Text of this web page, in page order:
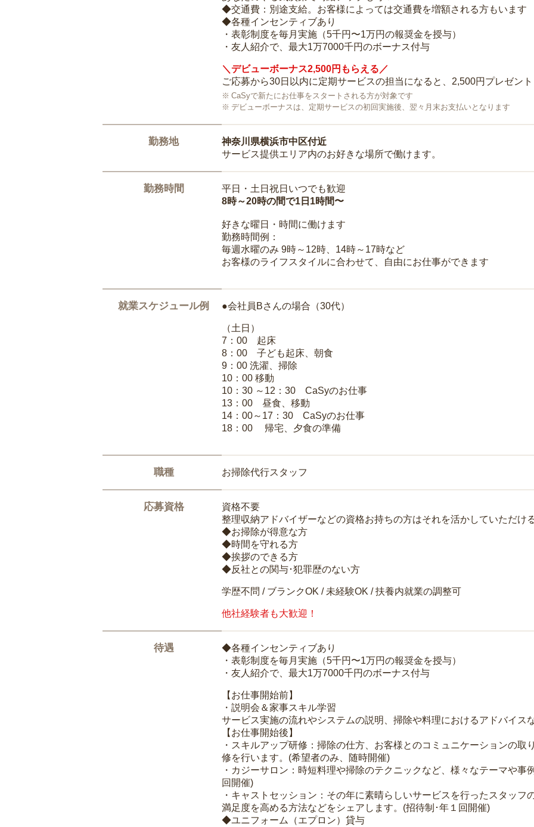
◆交通費：別途支給。お客様によっては交通費を増額される方もいます
◆各種インセンティブあり
・表彰制度を毎月実施（5千円〜1万円の報奨金を授与）
・友人紹介で、最大1万7000千円のボーナス付与
＼デビューボーナス2,500円もらえる／
ご応募から30日以内に定期サービスの担当になると、2,500円プレゼント
CaSyで新たにお仕事をスタートされる方が対象です
デビューボーナスは、定期サービスの初回実施後、翌々月末お支払いとなります
勤務地
神奈川県横浜市中区付近
サービス提供エリア内のお好きな場所で働けます。
勤務時間
平日・土日祝日いつでも歓迎
8時～20時の間で1日1時間〜
好きな曜日・時間に働けます
勤務時間例：
毎週水曜のみ 9時～12時、14時～17時など
お客様のライフスタイルに合わせて、自由にお仕事ができます
就業スケジュール例 ●会社員Bさんの場合（30代）
（土日）
7：00 起床
8：00 子ども起床、朝食
9：00 洗濯、掃除
10：00 移動
10：30 ～12：30 CaSyのお仕事
13：00 昼食、移動
14：00～17：30 CaSyのお仕事
18：00 帰宅、夕食の準備
職種 お掃除代行スタッフ
応募資格
資格不要
整理収納アドバイザーなどの資格お持ちの方はそれを活かしていただけ
◆お掃除が得意な方
◆時間を守れる方
◆挨拶のできる方
◆反社との関与･犯罪歴のない方
学歴不問 / ブランクOK / 未経験OK / 扶養内就業の調整可
他社経験者も大歓迎！
待遇
◆各種インセンティブあり
・表彰制度を毎月実施（5千円〜1万円の報奨金を授与）
・友人紹介で、最大1万7000千円のボーナス付与
【お仕事開始前】
・説明会＆家事スキル学習
サービス実施の流れやシステムの説明、掃除や料理におけるアドバイス
【お仕事開始後】
・スキルアップ研修：掃除の仕方、お客様とのコミュニケーションの
修を行います。(希望者のみ、随時開催)
・カジーサロン：時短料理や掃除のテクニックなど、様々なテーマや事
回開催)
・キャストセッション：その年に素晴らしいサービスを行ったスタッ
満足度を高める方法などをシェアします。(招待制･年１回開催)
◆ユニフォーム（エプロン）貸与